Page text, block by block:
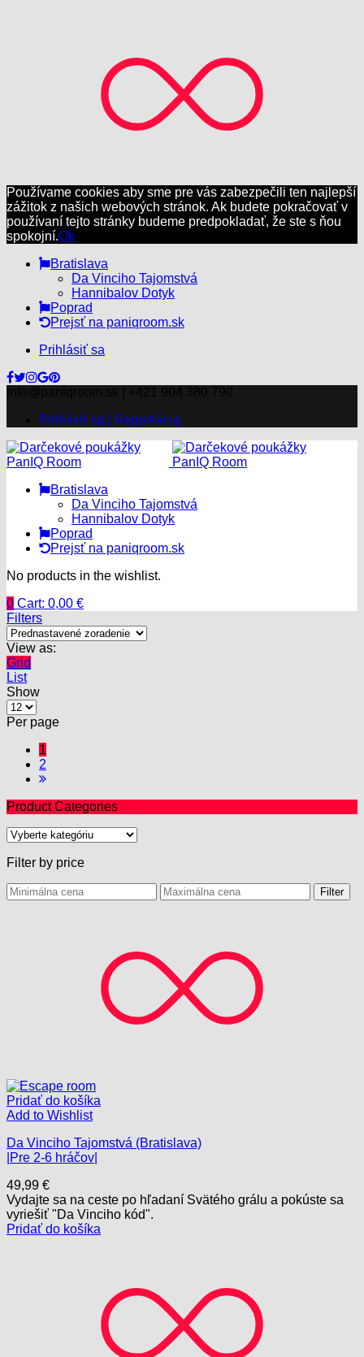
Používame cookies aby sme pre vás zabezpečili ten najlepší
zážitok z našich webových stránok. Ak budete pokračovať v
používaní tejto stránky budeme predpokladať, že ste s ňou
spokojní.Ok
Bratislava
Da Vinciho Tajomstvá
Hannibalov Dotyk
Poprad
Prejsť na paniqroom.sk
Prihlásiť sa
Prihlásiť sa | Registrácia
Bratislava
Da Vinciho Tajomstvá
Hannibalov Dotyk
Poprad
Prejsť na paniqroom.sk
Menu
No products in the wishlist.
0 Cart: 0,00 €
Filters
View as:
Grid
List
Show
Per page
1
2
Product Categories
Filter by price
Filter
Pridať do košíka
Add to Wishlist
Da Vinciho Tajomstvá (Bratislava)
|Pre 2-6 hráčov|
49,99 €
Vydajte sa na ceste po hľadaní Svätého grálu a pokúste sa
vyriešiť "Da Vinciho kód".
Pridať do košíka